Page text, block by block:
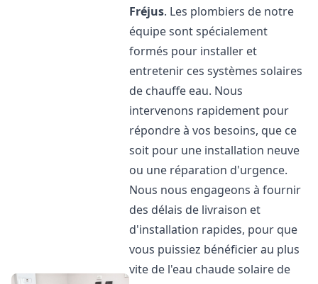
Fréjus. Les plombiers de notre
équipe sont spécialement
formés pour installer et
entretenir ces systèmes solaires
de chauffe eau. Nous
intervenons rapidement pour
répondre à vos besoins, que ce
soit pour une installation neuve
ou une réparation d'urgence.
Nous nous engageons à fournir
des délais de livraison et
d'installation rapides, pour que
vous puissiez bénéficier au plus
vite de l'eau chaude solaire de